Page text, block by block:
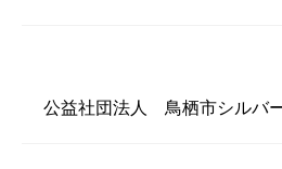
公益社団法人 鳥栖市シルバ